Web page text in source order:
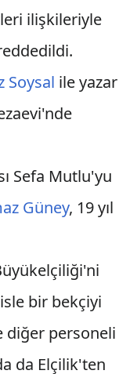
ilişkileriyle
Soysal ile yazar
Sefa Mutlu'yu
Güney, 19 yıl
bir bekçiyi
diğer personeli
da Elçilik'ten